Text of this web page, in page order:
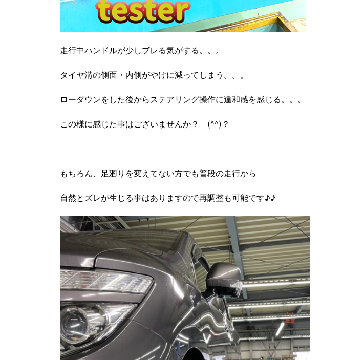
走行中ハンドルが少しブレる気がする。。。
タイヤ溝の側面・内側がやけに減ってしまう。。。
ローダウンをした後からステアリング操作に違和感を感じる。。。
この様に感じた事はございませんか？ (^^)？
もちろん、足廻りを変えてない方でも普段の走行から
自然とズレが生じる事はありますので再調整も可能です♪♪